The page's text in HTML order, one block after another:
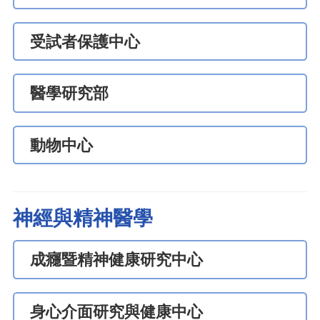
受試者保護中心
醫學研究部
動物中心
神經與精神醫學
成癮暨精神健康研究中心
身心介面研究與健康中心